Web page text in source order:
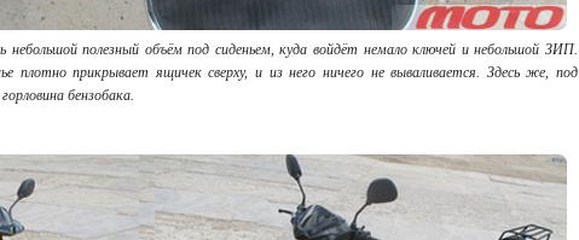
полезный объём под сиденьем, куда войдёт немало ключей и небольшой ЗИП.
плотно прикрывает ящичек сверху, и из него ничего не вываливается. Здесь же, под
бензобака.